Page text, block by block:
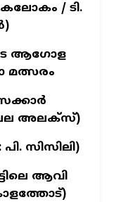
/ ടി.
ആഗോള
മത്സരം
അലക്‌സ്)
സിസിലി)
ആവി